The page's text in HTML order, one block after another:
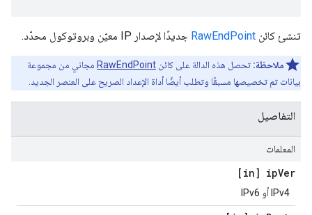
تنشئ كائن RawEndPoint جديدًا لإصدار IP معيّن وبروتوكول محدّد.
ملاحظة: تحصل هذه الدالة على كائن RawEndPoint مجاني من مجموعة
بيانات تم تخصيصها مسبقًا وتطلب أيضًا أداة الإعداد الصريح على العنصر الجديد.
التفاصيل
المعلمات
[in] ipVer
IPv4 أو IPv6